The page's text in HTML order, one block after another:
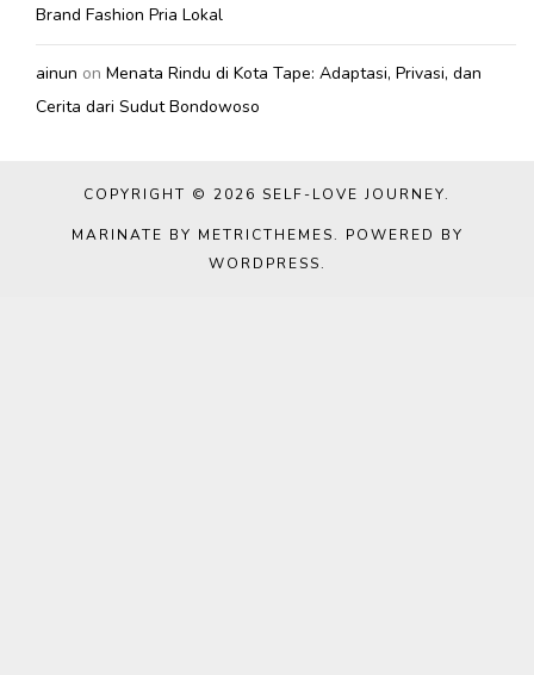
Brand Fashion Pria Lokal
ainun on Menata Rindu di Kota Tape: Adaptasi, Privasi, dan
Cerita dari Sudut Bondowoso
COPYRIGHT © 2026 SELF-LOVE JOURNEY.
MARINATE BY METRICTHEMES. POWERED BY
WORDPRESS.